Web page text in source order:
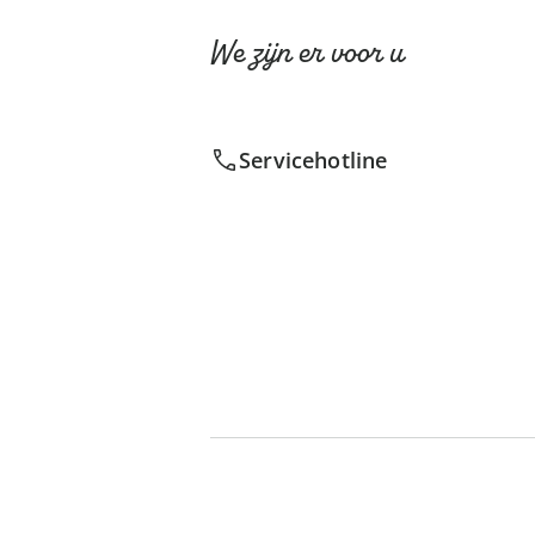
We zijn er voor u
Servicehotline